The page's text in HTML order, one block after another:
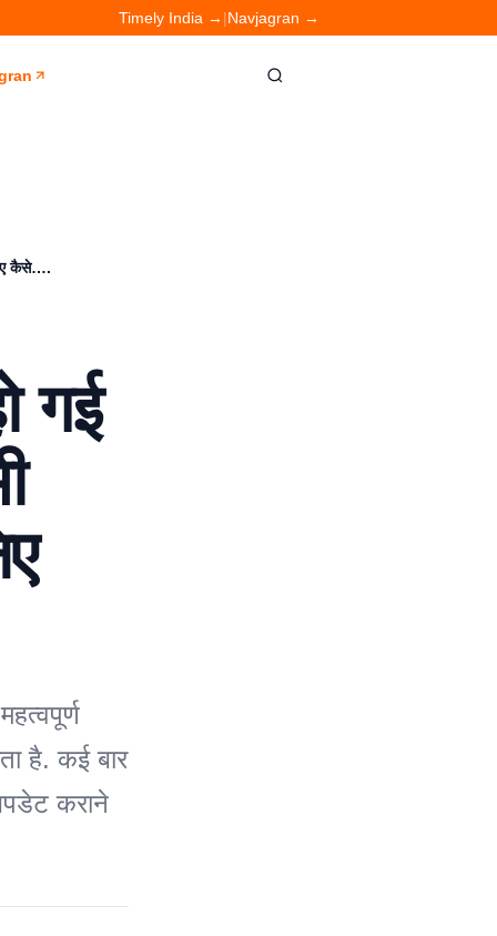
Timely India → |Navjagran →
कैसे….
गई
है. कई बार
कराने